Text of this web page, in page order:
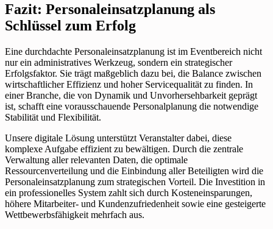
Fazit: Personaleinsatzplanung als
Schlüssel zum Erfolg
Eine durchdachte Personaleinsatzplanung ist im Eventbereich nicht
nur ein administratives Werkzeug, sondern ein strategischer
Erfolgsfaktor. Sie trägt maßgeblich dazu bei, die Balance zwischen
wirtschaftlicher Effizienz und hoher Servicequalität zu finden. In
einer Branche, die von Dynamik und Unvorhersehbarkeit geprägt
ist, schafft eine vorausschauende Personalplanung die notwendige
Stabilität und Flexibilität.
Unsere digitale Lösung unterstützt Veranstalter dabei, diese
komplexe Aufgabe effizient zu bewältigen. Durch die zentrale
Verwaltung aller relevanten Daten, die optimale
Ressourcenverteilung und die Einbindung aller Beteiligten wird die
Personaleinsatzplanung zum strategischen Vorteil. Die Investition in
ein professionelles System zahlt sich durch Kosteneinsparungen,
höhere Mitarbeiter- und Kundenzufriedenheit sowie eine gesteigerte
Wettbewerbsfähigkeit mehrfach aus.